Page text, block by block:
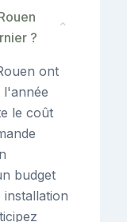
?
⌄
ont
l'année
le coût
budget